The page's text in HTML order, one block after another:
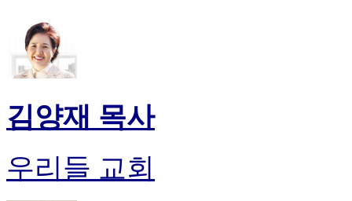
김양재 목사
우리들 교회